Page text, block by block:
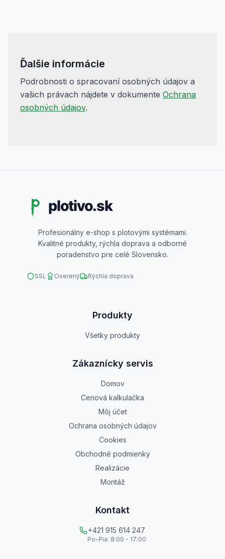
Ďalšie informácie
Podrobnosti o spracovaní osobných údajov a
vašich právach nájdete v dokumente Ochrana
osobných údajov.
Profesionálny e-shop s plotovými systémami.
Kvalitné produkty, rýchla doprava a odborné
poradenstvo pre celé Slovensko.
SSL Overený Rýchla doprava
Produkty
Všetky produkty
Zákaznícky servis
Domov
Cenová kalkulačka
Môj účet
Ochrana osobných údajov
Cookies
Obchodné podmienky
Realizácie
Montáž
Kontakt
+421 915 614 247
Po-Pia: 8:00 - 17:00